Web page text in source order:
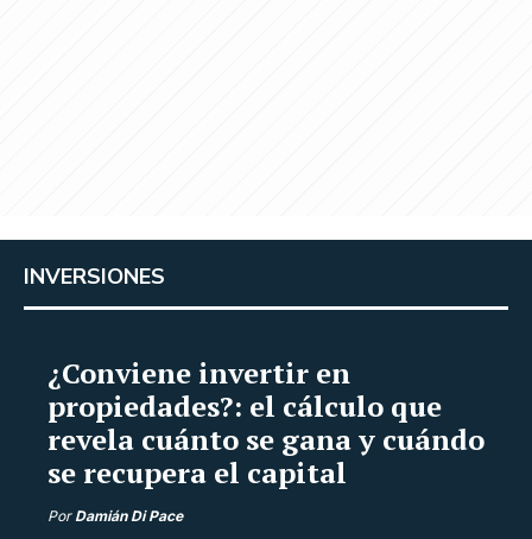
INVERSIONES
¿Conviene invertir en
propiedades?: el cálculo que
revela cuánto se gana y cuándo
se recupera el capital
Por Damián Di Pace